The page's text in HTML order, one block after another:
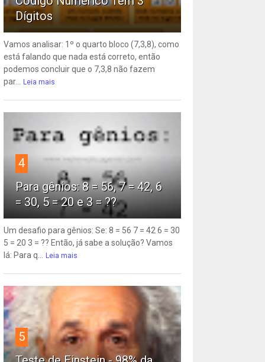
Dígitos
Vamos analisar: 1º o quarto bloco (7,3,8), como
está falando que nada está correto, então
podemos concluir que o 7,3,8 não fazem
par...
Leia mais
4
Para gênios: 8 = 56, 7 = 42, 6
= 30, 5 = 20 e 3 = ??
Um desafio para gênios: Se: 8 = 56 7 = 42 6 = 30
5 = 20 3 = ?? Então, já sabe a solução? Vamos
lá: Para q...
Leia mais
5